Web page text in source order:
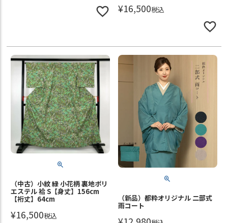
¥16,500税込
（中古）小紋 緑 小花柄 裏地ポリ
エステル 袷 S【身丈】156cm
【裄丈】64cm
¥16,500税込
（新品）都粋オリジナル 二部式
雨コート